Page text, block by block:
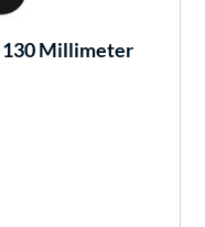
130 Millimeter